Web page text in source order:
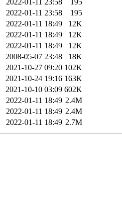
2022-01-11 23:58
195
2022-01-11 23:58
195
2022-01-11 18:49
12K
2022-01-11 18:49
12K
2022-01-11 18:49
12K
2008-05-07 23:48
18K
2021-10-27 09:20 102K
2021-10-24 19:16 163K
2021-10-10 03:09 602K
2022-01-11 18:49 2.4M
2022-01-11 18:49 2.4M
2022-01-11 18:49 2.7M